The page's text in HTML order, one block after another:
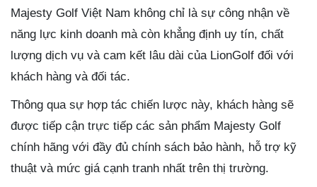
Majesty Golf Việt Nam không chỉ là sự công nhận về
năng lực kinh doanh mà còn khẳng định uy tín, chất
lượng dịch vụ và cam kết lâu dài của LionGolf đối với
khách hàng và đối tác.
Thông qua sự hợp tác chiến lược này, khách hàng sẽ
được tiếp cận trực tiếp các sản phẩm Majesty Golf
chính hãng với đầy đủ chính sách bảo hành, hỗ trợ kỹ
thuật và mức giá cạnh tranh nhất trên thị trường.